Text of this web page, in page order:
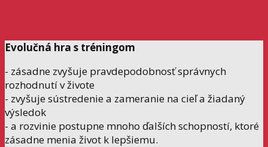
Evolučná hra s tréningom
- zásadne zvyšuje pravdepodobnosť správnych
rozhodnutí v živote
- zvyšuje sústredenie a zameranie na cieľ a žiadaný
výsledok
- a rozvinie postupne mnoho ďalších schopností, ktoré
zásadne menia život k lepšiemu.